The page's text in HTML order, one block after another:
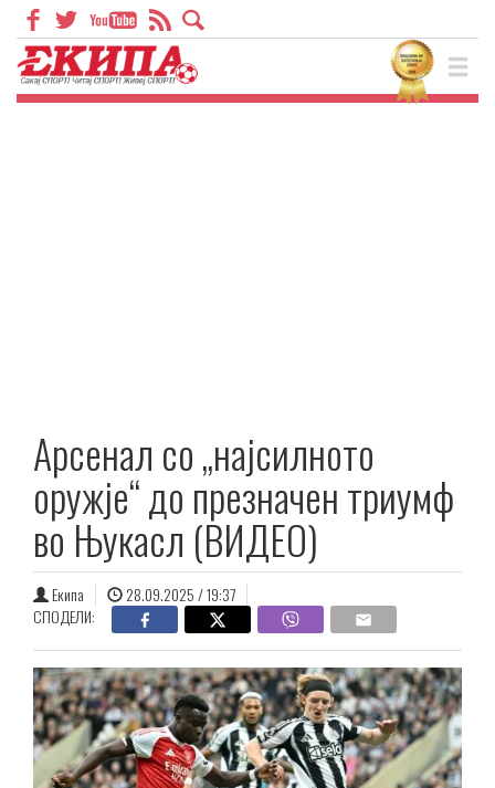
Арсенал со „најсилното
оружје“ до презначен триумф
во Њукасл (ВИДЕО)
Екипа
28.09.2025 / 19:37
СПОДЕЛИ: